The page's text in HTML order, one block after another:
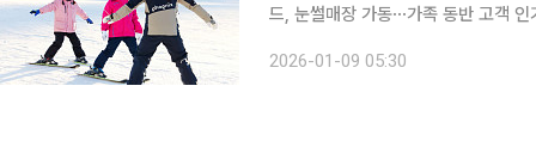
드, 눈썰매장 가동⋯가족 동반 고객 인기 겨울방학과 새해 시즌을 맞아 전국 주요 스키장과 테
가하는 흐름에 맞춰 강습 할인, 심야
2026-01-09 05:30